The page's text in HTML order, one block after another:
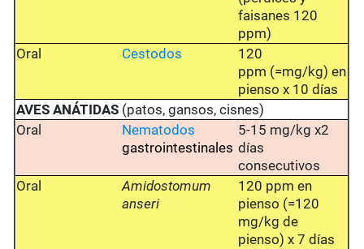
faisanes 120
ppm)
Oral
Cestodos
120
ppm (=mg/kg) en
pienso x 10 días
AVES ANÁTIDAS (patos, gansos, cisnes)
Oral
Nematodos
gastrointestinales
5-15 mg/kg x2
días
consecutivos
Oral
Amidostomum
anseri
120 ppm en
pienso (=120
mg/kg de
pienso) x 7 días